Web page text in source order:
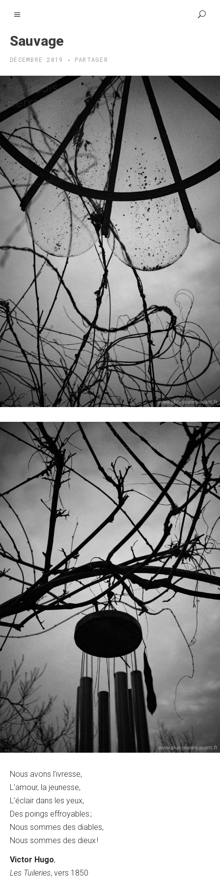
Sauvage
DÉCEMBRE 2019 PARTAGER
Nous avons l’ivresse,
L’amour, la jeunesse,
L’éclair dans les yeux,
Des poings effroyables ;
Nous sommes des diables,
Nous sommes des dieux !
Victor Hugo,
Les Tuileries, vers 1850